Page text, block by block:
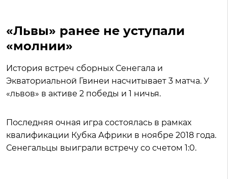
«Львы» ранее не уступали
«молнии»
История встреч сборных Сенегала и
Экваториальной Гвинеи насчитывает 3 матча. У
«львов» в активе 2 победы и 1 ничья.
Последняя очная игра состоялась в рамках
квалификации Кубка Африки в ноябре 2018 года.
Сенегальцы выиграли встречу со счетом 1:0.